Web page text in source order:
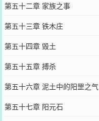
第五十二章 家族之事
第五十三章 铁木庄
第五十四章 毁土
第五十五章 搏杀
第五十六章 泥土中的阳罡之气
第五十七章 阳元石